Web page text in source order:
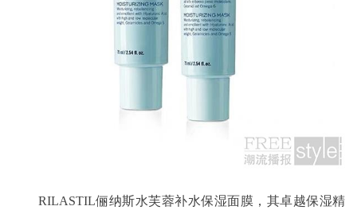
RILASTIL俪纳斯水芙蓉补水保湿面膜，其卓越保湿精